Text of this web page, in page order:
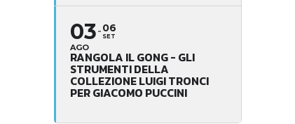
03
AGO
06
SET
RANGOLA IL GONG - GLI
STRUMENTI DELLA
COLLEZIONE LUIGI TRONCI
PER GIACOMO PUCCINI